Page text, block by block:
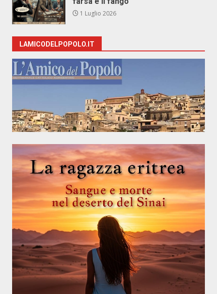
1 Luglio 2026
LAMICODELPOPOLO.IT